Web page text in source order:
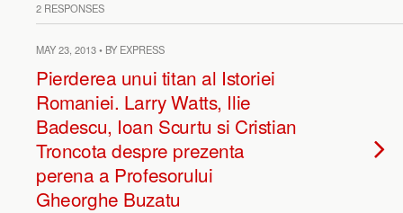
2 RESPONSES
MAY 23, 2013 • BY EXPRESS
Pierderea unui titan al Istoriei
Romaniei. Larry Watts, Ilie
Badescu, Ioan Scurtu si Cristian
Troncota despre prezenta
perena a Profesorului
Gheorghe Buzatu